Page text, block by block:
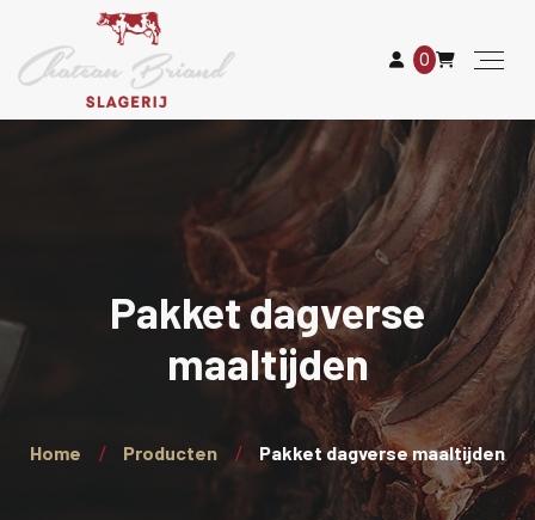
0
Pakket dagverse
maaltijden
Home Producten Pakket dagverse maaltijden